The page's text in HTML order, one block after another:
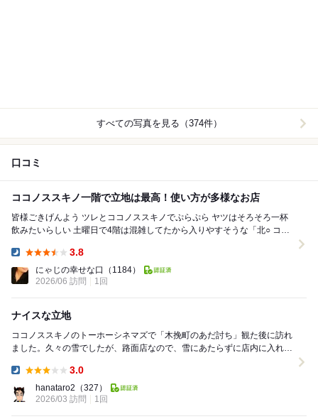
すべての写真を見る（374件）
口コミ
ココノススキノ一階で立地は最高！使い方が多様なお店
皆様ごきげんよう ツレとココノススキノでぷらぷら ヤツはそろそろ一杯
飲みたいらしい 土曜日で4階は混雑してたから入りやすそうな「北○ ココ
3.8
にゃじの幸せな口
（1184）
2026/06 訪問
1回
ナイスな立地
ココノススキノのトーホーシネマズで「木挽町のあだ討ち」観た後に訪れ
ました。久々の雪でしたが、路面店なので、雪にあたらずに店内に入れま
3.0
hanataro2 （327）
2026/03 訪問
1回